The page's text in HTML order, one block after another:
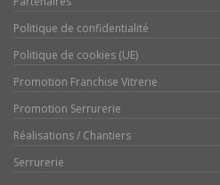
Politique de confidentialité
Politique de cookies (UE)
Promotion Franchise Vitrerie
Promotion Serrurerie
Réalisations / Chantiers
Serrurerie